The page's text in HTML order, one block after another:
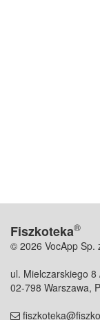
Fiszkoteka®
© 2026 VocApp Sp.
ul. Mielczarskiego 8
02-798 Warszawa,